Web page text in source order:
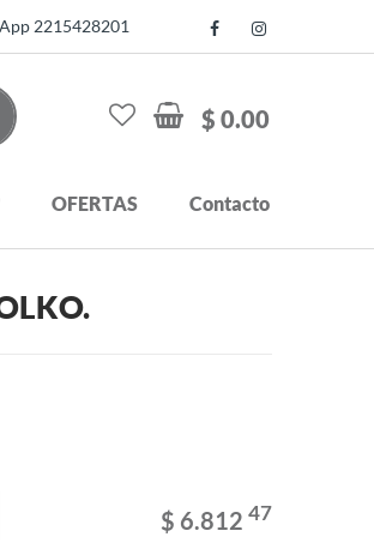
2215428201
$ 0.00
OFERTAS Contacto
$ 6.812 47